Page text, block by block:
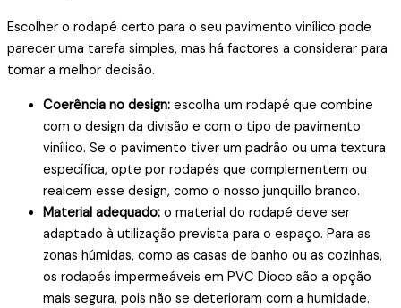
Escolher o rodapé certo para o seu pavimento vinílico pode
parecer uma tarefa simples, mas há factores a considerar para
tomar a melhor decisão.
Coerência no design: escolha um rodapé que combine
com o design da divisão e com o tipo de pavimento
vinílico. Se o pavimento tiver um padrão ou uma textura
específica, opte por rodapés que complementem ou
realcem esse design, como o nosso junquillo branco.
Material adequado: o material do rodapé deve ser
adaptado à utilização prevista para o espaço. Para as
zonas húmidas, como as casas de banho ou as cozinhas,
os rodapés impermeáveis em PVC Dioco são a opção
mais segura, pois não se deterioram com a humidade.